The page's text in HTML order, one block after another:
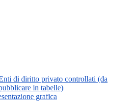
di diritto privato controllati (da
in tabelle)
grafica